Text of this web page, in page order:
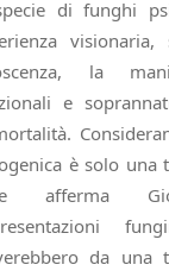
di funghi
la
e
è solo una
afferma
da una